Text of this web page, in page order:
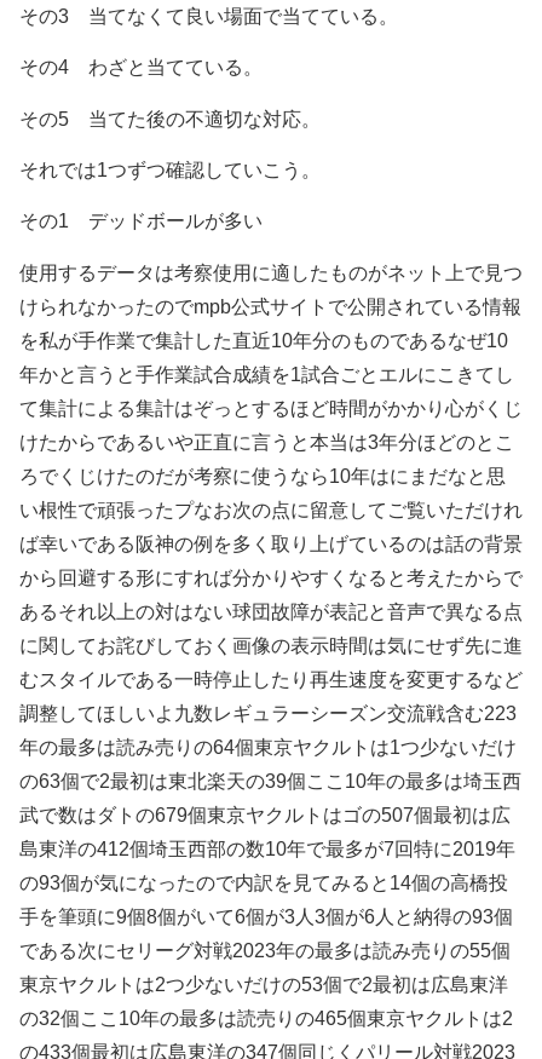
その3 当てなくて良い場面で当てている。
その4 わざと当てている。
その5 当てた後の不適切な対応。
それでは1つずつ確認していこう。
その1 デッドボールが多い
使用するデータは考察使用に適したものがネット上で見つ
けられなかったのでmpb公式サイトで公開されている情報
を私が手作業で集計した直近10年分のものであるなぜ10
年かと言うと手作業試合成績を1試合ごとエルにこきてし
て集計による集計はぞっとするほど時間がかかり心がくじ
けたからであるいや正直に言うと本当は3年分ほどのとこ
ろでくじけたのだが考察に使うなら10年はにまだなと思
い根性で頑張ったプなお次の点に留意してご覧いただけれ
ば幸いである阪神の例を多く取り上げているのは話の背景
から回避する形にすれば分かりやすくなると考えたからで
あるそれ以上の対はない球団故障が表記と音声で異なる点
に関してお詫びしておく画像の表示時間は気にせず先に進
むスタイルである一時停止したり再生速度を変更するなど
調整してほしいよ九数レギュラーシーズン交流戦含む223
年の最多は読み売りの64個東京ヤクルトは1つ少ないだけ
の63個で2最初は東北楽天の39個ここ10年の最多は埼玉西
武で数はダトの679個東京ヤクルトはゴの507個最初は広
島東洋の412個埼玉西部の数10年で最多が7回特に2019年
の93個が気になったので内訳を見てみると14個の高橋投
手を筆頭に9個8個がいて6個が3人3個が6人と納得の93個
である次にセリーグ対戦2023年の最多は読み売りの55個
東京ヤクルトは2つ少ないだけの53個で2最初は広島東洋
の32個ここ10年の最多は読売りの465個東京ヤクルトは2
の433個最初は広島東洋の347個同じくパリール対戦2023